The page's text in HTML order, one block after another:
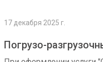
17 декабря 2025 г.
Погрузо-